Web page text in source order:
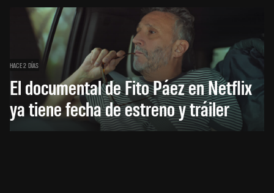
HACE 2 DÍAS
El documental de Fito Páez en Netflix
ya tiene fecha de estreno y tráiler